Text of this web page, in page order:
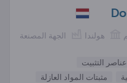
الجهة المصنعة هولندا
عناصر التثبيت
مثبتات المواد العازلة